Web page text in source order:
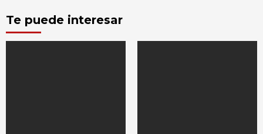
Te puede interesar